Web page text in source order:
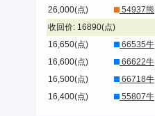
26,000(点)
54937熊
收回价: 16890(点)
16,650(点)
66535牛
16,600(点)
66622牛
16,500(点)
66718牛
16,400(点)
55807牛